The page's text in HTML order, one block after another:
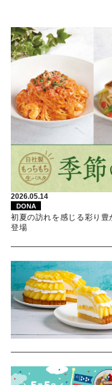
2026.05.14
DONA
初夏の訪れを感じる彩り
登場